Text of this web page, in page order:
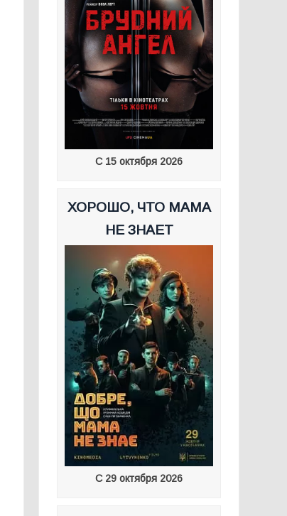
С 15 октября 2026
ХОРОШО, ЧТО МАМА
НЕ ЗНАЕТ
С 29 октября 2026